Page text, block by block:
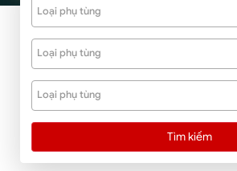
Loại phụ tùng
Loại phụ tùng
Loại phụ tùng
Tìm kiếm